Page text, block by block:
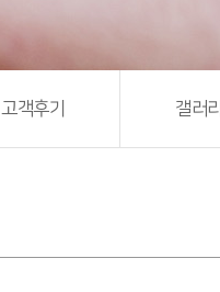
고객후기 갤러리